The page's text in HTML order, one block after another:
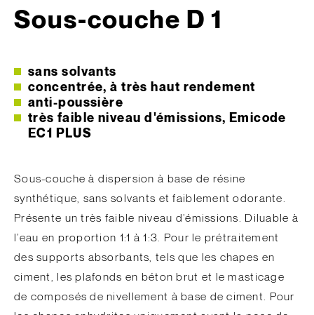
Sous-couche D 1
sans solvants
concentrée, à très haut rendement
anti-poussière
très faible niveau d'émissions, Emicode
EC1 PLUS
Sous-couche à dispersion à base de résine
synthétique, sans solvants et faiblement odorante.
Présente un très faible niveau d’émissions. Diluable à
l’eau en proportion 1:1 à 1:3. Pour le prétraitement
des supports absorbants, tels que les chapes en
ciment, les plafonds en béton brut et le masticage
de composés de nivellement à base de ciment. Pour